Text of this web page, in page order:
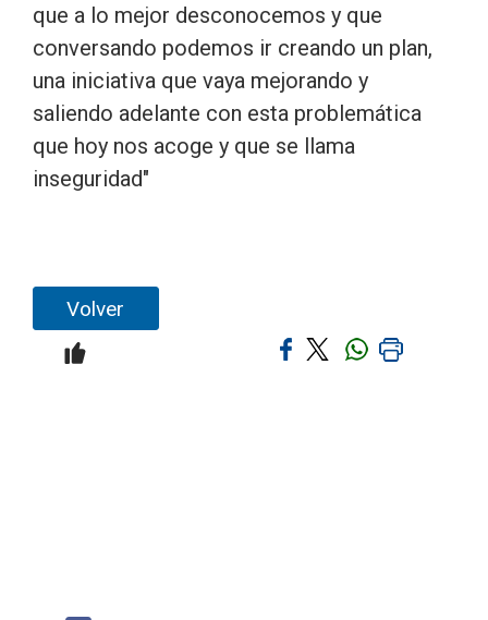
que a lo mejor desconocemos y que
conversando podemos ir creando un plan,
una iniciativa que vaya mejorando y
saliendo adelante con esta problemática
que hoy nos acoge y que se llama
inseguridad"
Volver